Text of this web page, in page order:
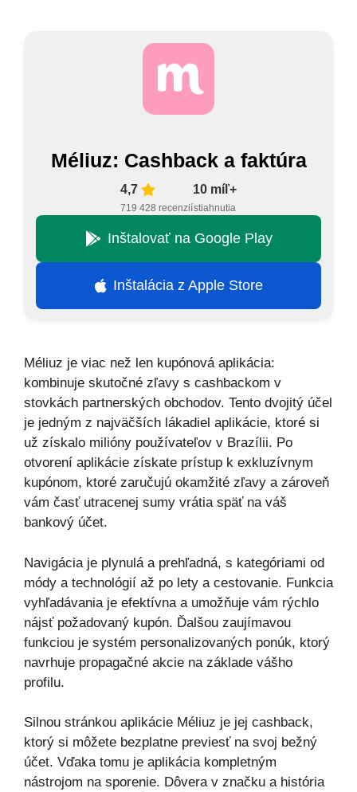
Méliuz: Cashback a faktúra
4,7
719 428 recenzií
10 míľ+
stiahnutia
Inštalovať na Google Play
Inštalácia z Apple Store
Méliuz je viac než len kupónová aplikácia:
kombinuje skutočné zľavy s cashbackom v
stovkách partnerských obchodov. Tento dvojitý účel
je jedným z najväčších lákadiel aplikácie, ktoré si
už získalo milióny používateľov v Brazílii. Po
otvorení aplikácie získate prístup k exkluzívnym
kupónom, ktoré zaručujú okamžité zľavy a zároveň
vám časť utracenej sumy vrátia späť na váš
bankový účet.
Navigácia je plynulá a prehľadná, s kategóriami od
módy a technológií až po lety a cestovanie. Funkcia
vyhľadávania je efektívna a umožňuje vám rýchlo
nájsť požadovaný kupón. Ďalšou zaujímavou
funkciou je systém personalizovaných ponúk, ktorý
navrhuje propagačné akcie na základe vášho
profilu.
Silnou stránkou aplikácie Méliuz je jej cashback,
ktorý si môžete bezplatne previesť na svoj bežný
účet. Vďaka tomu je aplikácia kompletným
nástrojom na sporenie. Dôvera v značku a história